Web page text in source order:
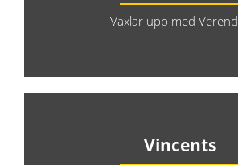
Växlar upp med
Vincents